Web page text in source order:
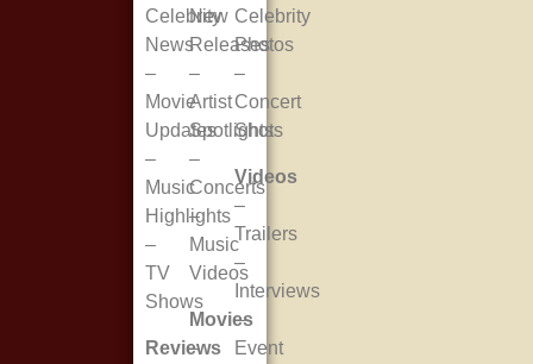
Celebrity
News
–
Movie
Updates
–
Music
Highlights
–
TV
Shows
Reviews
New
Releases
–
Artist
Spotlights
–
Concerts
–
Music
Videos
Movies
–
Celebrity
Photos
–
Concert
Shots
Videos
–
Trailers
–
Interviews
–
Event